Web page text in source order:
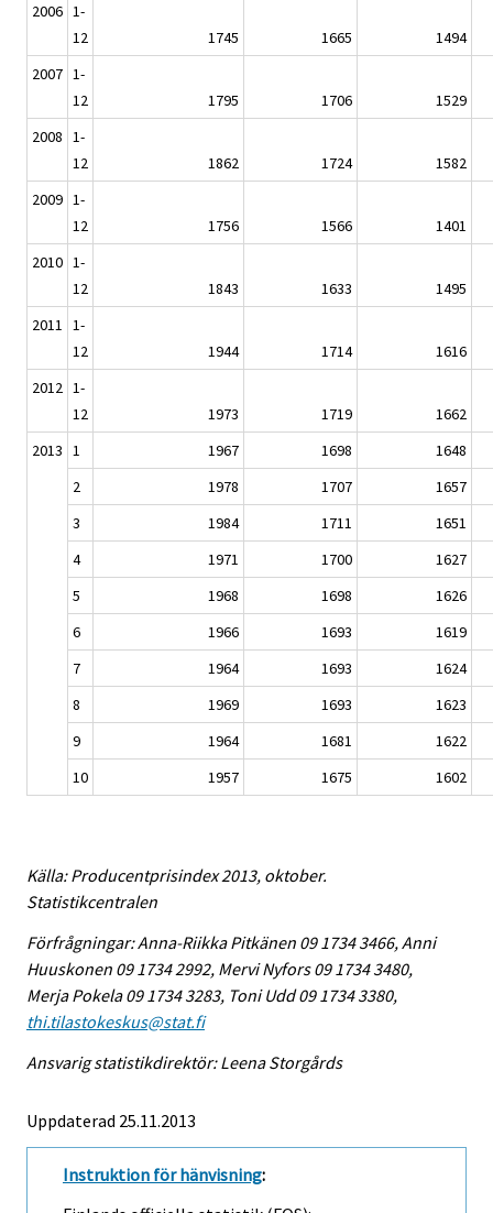
2006 1-
12
1745 1665
1494
2007 1-
12
1795 1706
1529
2008 1-
12
1862 1724
1582
2009 1-
12
1756 1566
1401
2010 1-
12
1843 1633
1495
2011 1-
12
1944 1714
1616
2012 1-
12
1973 1719
1662
2013 1 1967 1698
1648
2
1978 1707
1657
3
1984 1711
1651
4
1971 1700
1627
5
1968 1698
1626
6
1966 1693
1619
7
1964 1693
1624
8
1969 1693
1623
9
1964 1681
1622
10
1957 1675 1602
Källa: Producentprisindex 2013, oktober.
Statistikcentralen
Förfrågningar: Anna-Riikka Pitkänen 09 1734 3466, Anni
Huuskonen 09 1734 2992, Mervi Nyfors 09 1734 3480,
Merja Pokela 09 1734 3283, Toni Udd 09 1734 3380,
thi.tilastokeskus@stat.fi
Ansvarig statistikdirektör: Leena Storgårds
Uppdaterad 25.11.2013
Instruktion för hänvisning: